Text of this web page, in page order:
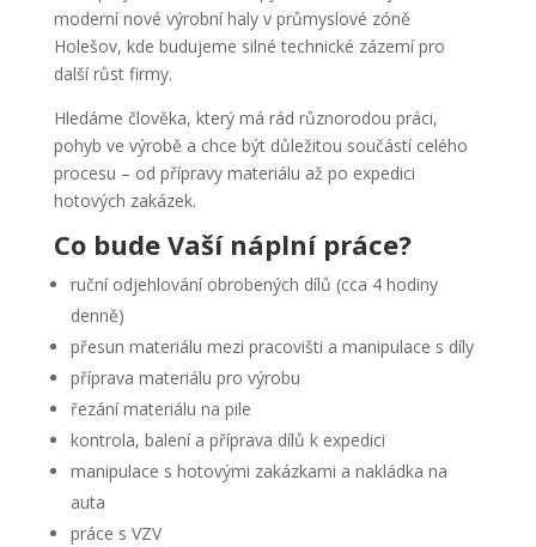
moderní nové výrobní haly v průmyslové zóně
Holešov, kde budujeme silné technické zázemí pro
další růst firmy.
Hledáme člověka, který má rád různorodou práci,
pohyb ve výrobě a chce být důležitou součástí celého
procesu – od přípravy materiálu až po expedici
hotových zakázek.
Co bude Vaší náplní práce?
ruční odjehlování obrobených dílů (cca 4 hodiny
denně)
přesun materiálu mezi pracovišti a manipulace s díly
příprava materiálu pro výrobu
řezání materiálu na pile
kontrola, balení a příprava dílů k expedici
manipulace s hotovými zakázkami a nakládka na
auta
práce s VZV